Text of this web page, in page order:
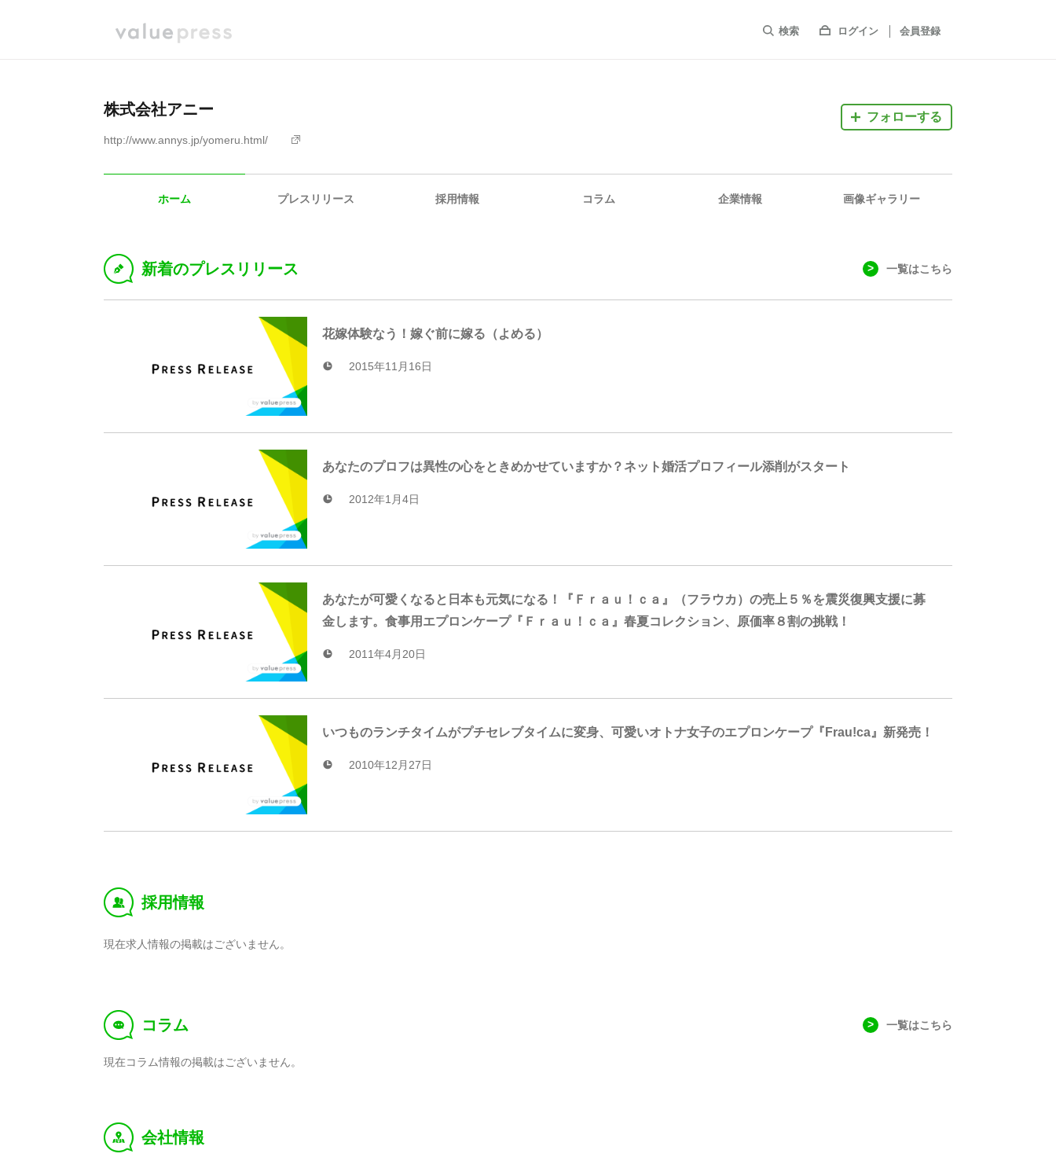
検索 ログイン 会員登録
株式会社アニー
http://www.annys.jp/yomeru.html/
フォローする
ホーム プレスリリース 採用情報 コラム 企業情報 画像ギャラリー
D 新着のプレスリリース 一覧はこちら
花嫁体験なう！嫁ぐ前に嫁る（よめる）
2015年11月16日
あなたのプロフは異性の心をときめかせていますか？ネット婚活プロフィール添削がスタート
2012年1月4日
あなたが可愛くなると日本も元気になる！『Ｆｒａｕ！ｃａ』（フラウカ）の売上５％を震災復興支援に募
金します。食事用エプロンケープ『Ｆｒａｕ！ｃａ』春夏コレクション、原価率８割の挑戦！
2011年4月20日
いつものランチタイムがプチセレブタイムに変身、可愛いオトナ女子のエプロンケープ『Frau!ca』新発売！
2010年12月27日
‰ 採用情報
現在求人情報の掲載はございません。
f コラム 一覧はこちら
現在コラム情報の掲載はございません。
y 会社情報